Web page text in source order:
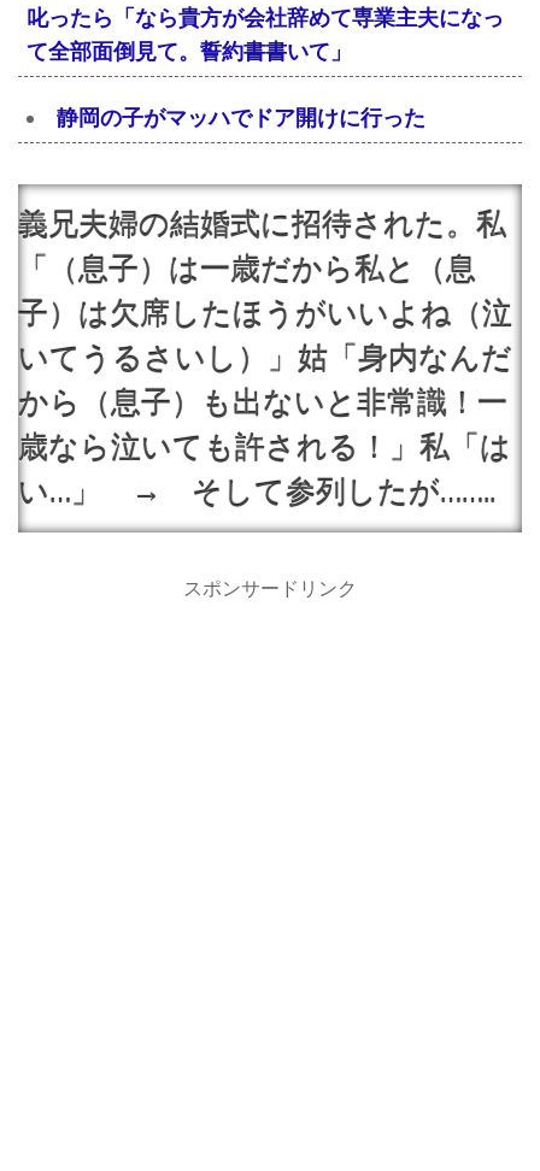
叱ったら「なら貴方が会社辞めて専業主夫になっ
て全部面倒見て。誓約書書いて」
静岡の子がマッハでドア開けに行った
義兄夫婦の結婚式に招待された。私
「（息子）は一歳だから私と（息
子）は欠席したほうがいいよね（泣
いてうるさいし）」姑「身内なんだ
から（息子）も出ないと非常識！一
歳なら泣いても許される！」私「は
い…」 → そして参列したが……..
スポンサードリンク